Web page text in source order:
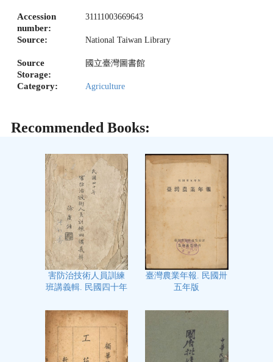
Accession
number:
31111003669643
Source: National Taiwan Library
Source
Storage:
國立臺灣圖書館
Category: Agriculture
Recommended Books:
害防治技術人員訓練
班講義輯. 民國四十年
臺灣農業年報. 民國卅
五年版